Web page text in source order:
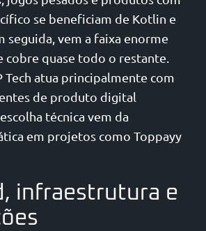
se beneficiam de Kotlin e
seguida, vem a faixa enorme
cobre quase todo o restante.
Tech atua principalmente com
de produto digital
técnica vem da
em projetos como Toppayy
infraestrutura e